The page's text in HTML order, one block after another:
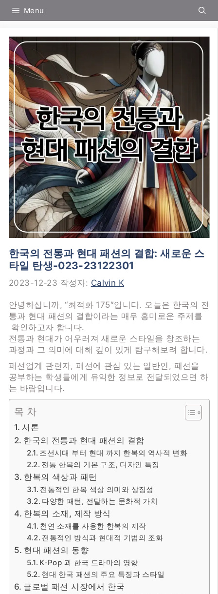
Menu
한국의 전통과 현대 패션의 결합: 새로운 스
타일 탄생-023-23122301
2023-12-23 작성자: Calvin K
안녕하십니까, “최적화 175″입니다. 오늘은 한국의 전
통과 현대 패션의 결합이라는 매우 흥미로운 주제를
확인하고자 합니다.
전통과 현대가 어우러져 새로운 스타일을 창조하는
과정과 그 의미에 대해 깊이 있게 탐구해보려 합니다.
패션업계 관련자, 패션에 관심 있는 일반인, 패션을
공부하는 학생들에게 유익한 정보로 전달되었으면 하
는 바람입니다.
목 차
서론
한국의 전통과 현대 패션의 결합
조선시대 부터 현대 까지 한복의 역사적 변화
전통 한복의 기본 구조, 디자인 특징
한복의 색상과 패턴
전통적인 한복 색상 의미와 상징성
다양한 패턴, 전달하는 문화적 가치
한복의 소재, 제작 방식
천연 소재를 사용한 한복의 제작
전통적인 방식과 현대적 기법의 조화
현대 패션의 동향
K-Pop 과 한국 드라마의 영향
현대 한국 패션의 주요 특징과 스타일
글로벌 패션 시장에서 한국